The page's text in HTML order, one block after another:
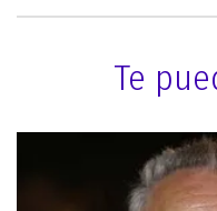
Te